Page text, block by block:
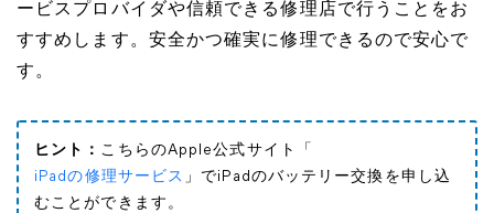
ービスプロバイダや信頼できる修理店で行うことをお
すすめします。安全かつ確実に修理できるので安心で
す。
ヒント： こちらのApple公式サイト「
iPadの修理サービス 」でiPadのバッテリー交換を申し込
むことができます。